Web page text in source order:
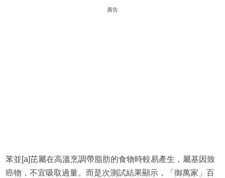
廣告
苯並[a]芘屬在高溫烹調帶脂肪的食物時較易產生，屬基因致
癌物，不宜吸取過量。而是次測試結果顯示，「御萬家」百